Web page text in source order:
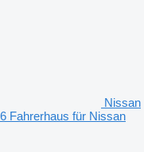
Nissan
Fahrerhaus für Nissan